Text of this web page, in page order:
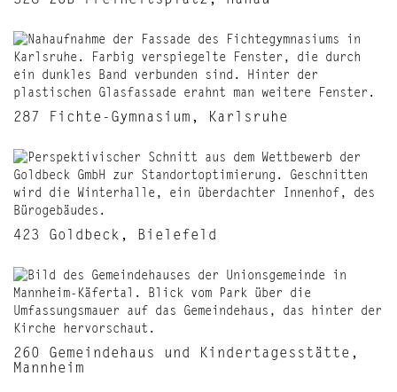
287 Fichte-Gymnasium, Karlsruhe
423 Goldbeck, Bielefeld
260 Gemeindehaus und Kindertagesstätte,
Mannheim